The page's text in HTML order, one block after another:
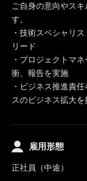
ご自身の意向やス
す。
・技術スペシャリ
リード
・プロジェクトマ
衝、報告を実施
・ビジネス推進責
スのビジネス拡大を
雇用形態
正社員（中途）